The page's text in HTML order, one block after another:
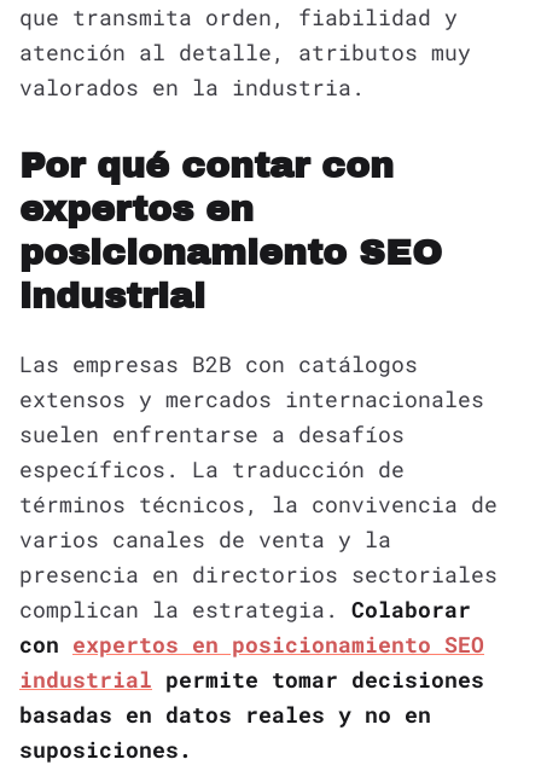
que transmita orden, fiabilidad y
atención al detalle, atributos muy
valorados en la industria.
Por qué contar con
expertos en
posicionamiento SEO
industrial
Las empresas B2B con catálogos
extensos y mercados internacionales
suelen enfrentarse a desafíos
específicos. La traducción de
términos técnicos, la convivencia de
varios canales de venta y la
presencia en directorios sectoriales
complican la estrategia. Colaborar
con expertos en posicionamiento SEO
industrial permite tomar decisiones
basadas en datos reales y no en
suposiciones.